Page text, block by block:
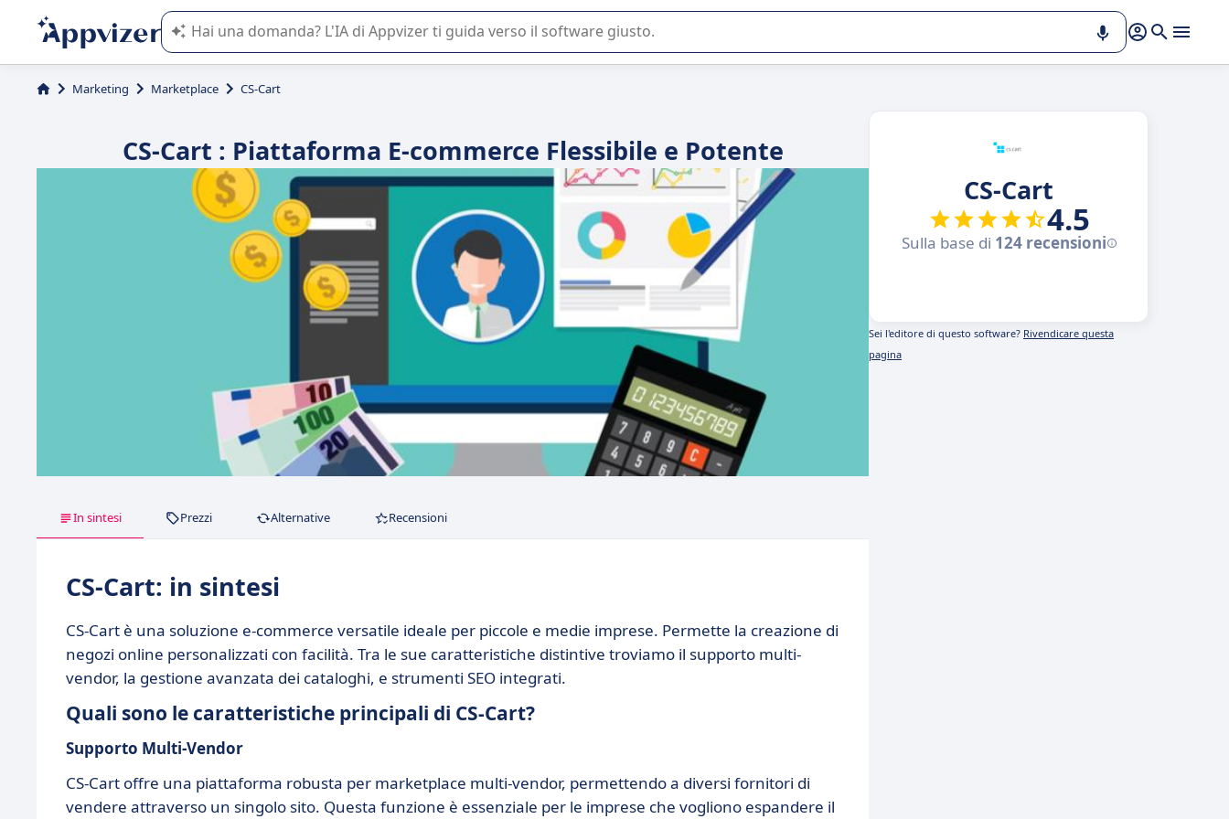
L'IA di Appvizer vi guida nell'utilizzo o nella scelta di un software SaaS per la vostra azienda.
Marketing Marketplace CS-Cart
CS-Cart : Piattaforma E-commerce Flessibile e Potente
In sintesi Prezzi Alternative Recensioni
CS-Cart: in sintesi
CS-Cart è una soluzione e-commerce versatile ideale per piccole e medie imprese. Permette la creazione di
negozi online personalizzati con facilità. Tra le sue caratteristiche distintive troviamo il supporto multi-
vendor, la gestione avanzata dei cataloghi, e strumenti SEO integrati.
Quali sono le caratteristiche principali di CS-Cart?
Supporto Multi-Vendor
CS-Cart offre una piattaforma robusta per marketplace multi-vendor, permettendo a diversi fornitori di
vendere attraverso un singolo sito. Questa funzione è essenziale per le imprese che vogliono espandere il
CS-Cart
4.5
Sulla base di 124 recensioni
Sei l'editore di questo software? Rivendicare questa
pagina